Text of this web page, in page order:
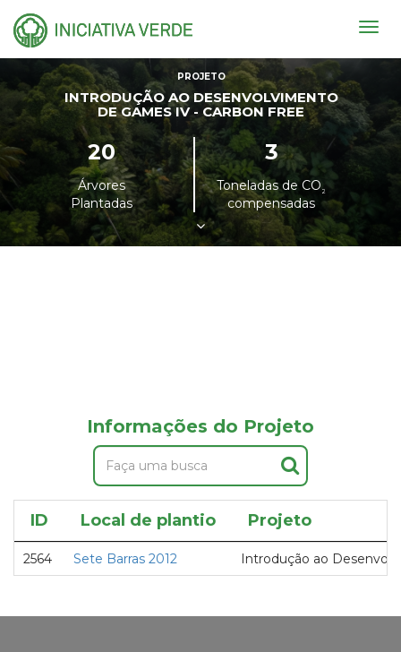
PROJETO
INTRODUÇÃO AO DESENVOLVIMENTO
DE GAMES IV - CARBON FREE
20
Árvores
Plantadas
3
Toneladas de CO²
compensadas
Informações do Projeto
ID Local de plantio Projeto
2564 Sete Barras 2012 Introdução ao